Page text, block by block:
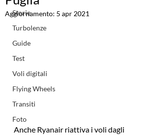
Storie
Turbolenze
Guide
Test
Voli digitali
Flying Wheels
Transiti
Foto
Aggiornamento: 5 apr 2021
Anche Ryanair riattiva i voli dagli